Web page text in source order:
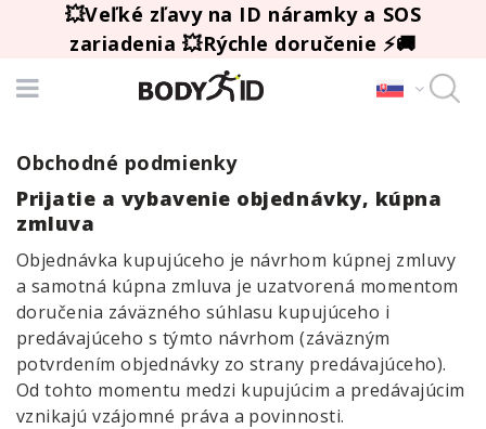
💥Veľké zľavy na ID náramky a SOS
zariadenia 💥Rýchle doručenie ⚡🚚
Obchodné podmienky
Prijatie a vybavenie objednávky, kúpna
zmluva
Objednávka kupujúceho je návrhom kúpnej zmluvy
a samotná kúpna zmluva je uzatvorená momentom
doručenia záväzného súhlasu kupujúceho i
predávajúceho s týmto návrhom (záväzným
potvrdením objednávky zo strany predávajúceho).
Od tohto momentu medzi kupujúcim a predávajúcim
vznikajú vzájomné práva a povinnosti.